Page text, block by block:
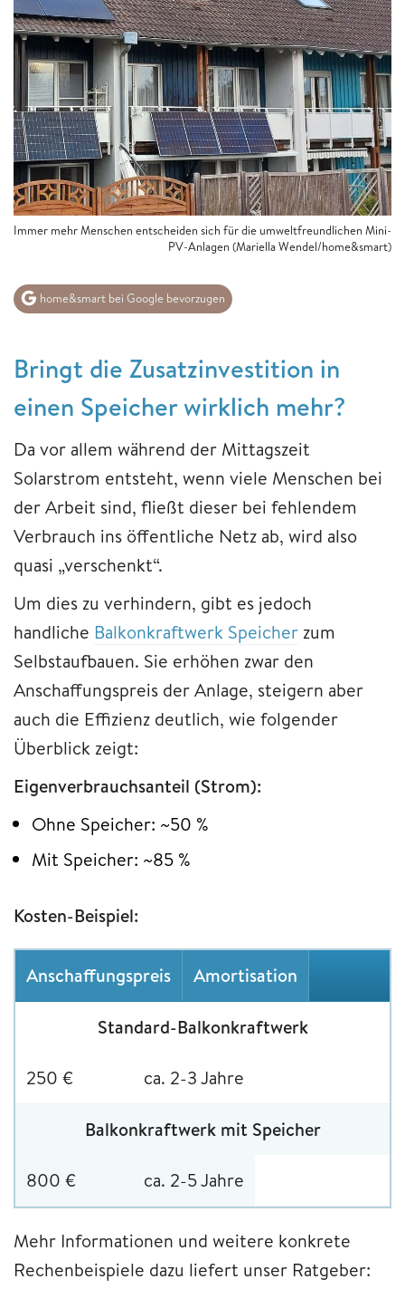
Immer mehr Menschen entscheiden sich für die umweltfreundlichen Mini-
PV-Anlagen (Mariella Wendel/home&smart)
home&smart bei Google bevorzugen
Bringt die Zusatzinvestition in
einen Speicher wirklich mehr?
Da vor allem während der Mittagszeit
Solarstrom entsteht, wenn viele Menschen bei
der Arbeit sind, fließt dieser bei fehlendem
Verbrauch ins öffentliche Netz ab, wird also
quasi „verschenkt“.
Um dies zu verhindern, gibt es jedoch
handliche Balkonkraftwerk Speicherzum
Selbstaufbauen. Sie erhöhen zwar den
Anschaffungspreis der Anlage, steigern aber
auch die Effizienz deutlich, wie folgender
Überblick zeigt:
Eigenverbrauchsanteil (Strom):
Ohne Speicher: ~50 %
Mit Speicher: ~85 %
Kosten-Beispiel:
Anschaffungspreis Amortisation
Standard-Balkonkraftwerk
250 € ca. 2-3 Jahre
Balkonkraftwerk mit Speicher
800 € ca. 2-5 Jahre
Mehr Informationen und weitere konkrete
Rechenbeispiele dazu liefert unser Ratgeber: